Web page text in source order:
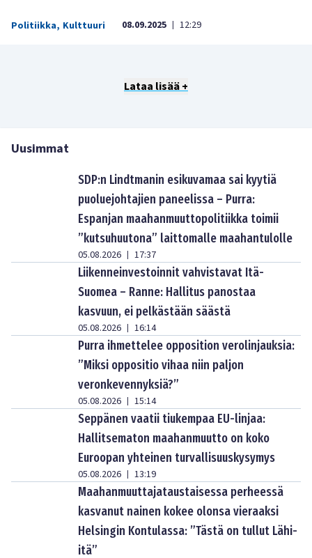
Politiikka, Kulttuuri 08.09.2025 | 12:29
Lataa lisää +
Uusimmat
SDP:n Lindtmanin esikuvamaa sai kyytiä
puoluejohtajien paneelissa – Purra:
Espanjan maahanmuuttopolitiikka toimii
”kutsuhuutona” laittomalle maahantulolle
05.08.2026 | 17:37
Liikenneinvestoinnit vahvistavat Itä-
Suomea – Ranne: Hallitus panostaa
kasvuun, ei pelkästään säästä
05.08.2026 | 16:14
Purra ihmettelee opposition verolinjauksia:
”Miksi oppositio vihaa niin paljon
veronkevennyksiä?”
05.08.2026 | 15:14
Seppänen vaatii tiukempaa EU-linjaa:
Hallitsematon maahanmuutto on koko
Euroopan yhteinen turvallisuuskysymys
05.08.2026 | 13:19
Maahanmuuttajataustaisessa perheessä
kasvanut nainen kokee olonsa vieraaksi
Helsingin Kontulassa: ”Tästä on tullut Lähi-
itä”